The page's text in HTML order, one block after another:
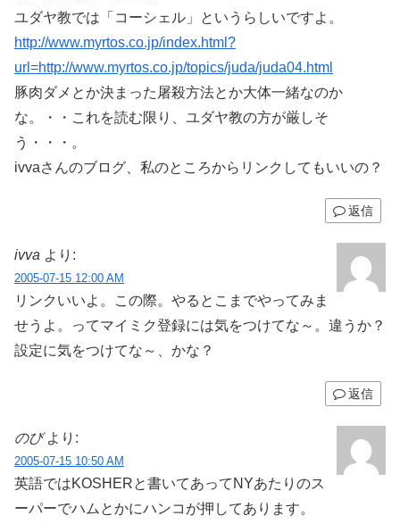
ユダヤ教では「コーシェル」というらしいですよ。
http://www.myrtos.co.jp/index.html?
url=http://www.myrtos.co.jp/topics/juda/juda04.html
豚肉ダメとか決まった屠殺方法とか大体一緒なのか
な。・・これを読む限り、ユダヤ教の方が厳しそ
う・・・。
ivvaさんのブログ、私のところからリンクしてもいいの？
返信
ivva より:
2005-07-15 12:00 AM
リンクいいよ。この際。やるとこまでやってみま
せうよ。ってマイミク登録には気をつけてな～。違うか？
設定に気をつけてな～、かな？
返信
のび より:
2005-07-15 10:50 AM
英語ではKOSHERと書いてあってNYあたりのス
ーパーでハムとかにハンコが押してあります。